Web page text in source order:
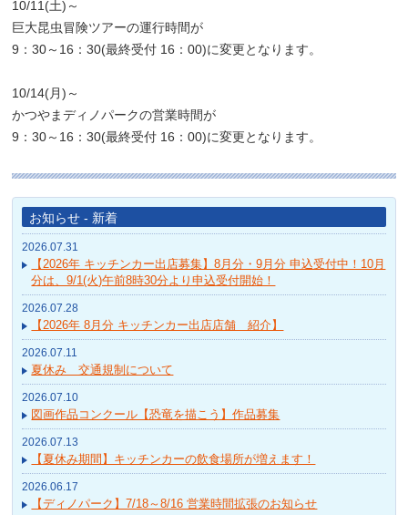
10/11(土)～
巨大昆虫冒険ツアーの運行時間が
9：30～16：30(最終受付 16：00)に変更となります。
10/14(月)～
かつやまディノパークの営業時間が
9：30～16：30(最終受付 16：00)に変更となります。
お知らせ - 新着
2026.07.31
【2026年 キッチンカー出店募集】8月分・9月分 申込受付中！10月
分は、9/1(火)午前8時30分より申込受付開始！
2026.07.28
【2026年 8月分 キッチンカー出店店舗 紹介】
2026.07.11
夏休み 交通規制について
2026.07.10
図画作品コンクール【恐竜を描こう】作品募集
2026.07.13
【夏休み期間】キッチンカーの飲食場所が増えます！
2026.06.17
【ディノパーク】7/18～8/16 営業時間拡張のお知らせ